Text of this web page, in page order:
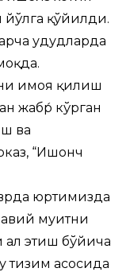
қўйилди.
ҳудудларда
ҳимоя қилиш
жабр́ кўрган
ва
“Ишонч
юртимизда
муҳитни
этиш бўйича
тизим асосида